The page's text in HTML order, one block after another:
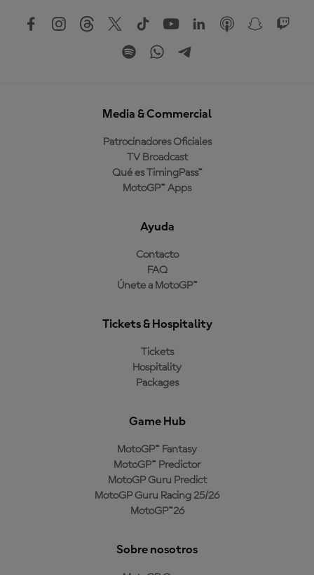
Media & Commercial
Patrocinadores Oficiales
TV Broadcast
Qué es TimingPass™
MotoGP™ Apps
Ayuda
Contacto
FAQ
Únete a MotoGP™
Tickets & Hospitality
Tickets
Hospitality
Packages
Game Hub
MotoGP™ Fantasy
MotoGP™ Predictor
MotoGP Guru Predict
MotoGP Guru Racing 25/26
MotoGP™26
Sobre nosotros